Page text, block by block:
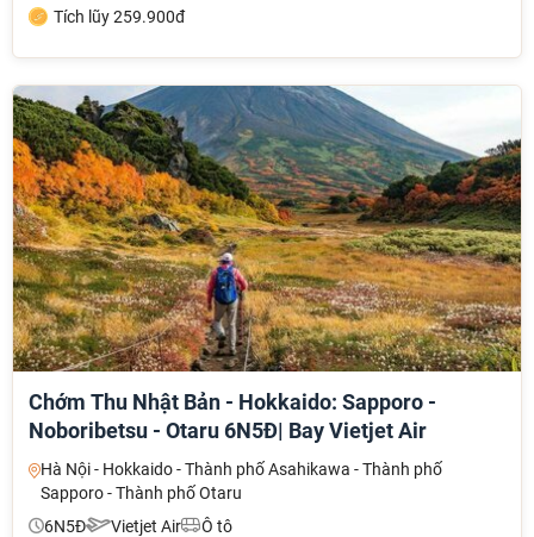
Tích lũy 259.900đ
Chớm Thu Nhật Bản - Hokkaido: Sapporo -
Noboribetsu - Otaru 6N5Đ| Bay Vietjet Air
Hà Nội - Hokkaido - Thành phố Asahikawa - Thành phố
Sapporo - Thành phố Otaru
6N5Đ
Vietjet Air Ô tô